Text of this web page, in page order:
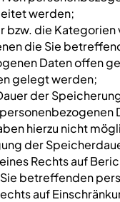
werden;
bzw. die Kategorien
die Sie
Daten offen
gelegt werden;
der
hierzu nicht
der
Rechts auf
betreffenden
auf